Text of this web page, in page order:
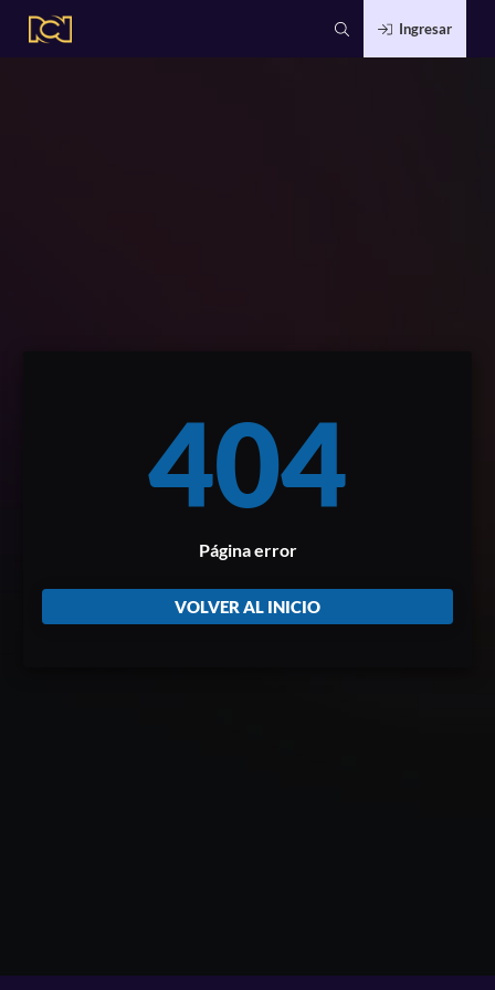
Ingresar
404
Página error
VOLVER AL INICIO